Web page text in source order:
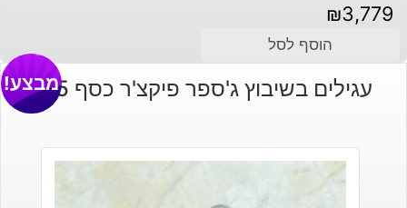
₪3,779
הוסף לסל
עגילים בשיבוץ ג'ספר פיקצ'ר כסף 925 מבצע!